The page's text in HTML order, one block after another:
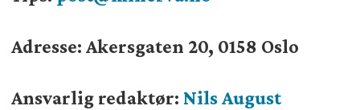
Adresse: Akersgaten 20, 0158 Oslo
Ansvarlig redaktør: Nils August